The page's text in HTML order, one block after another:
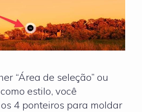
“Área de seleção” ou
estilo, você
4 ponteiros para moldar